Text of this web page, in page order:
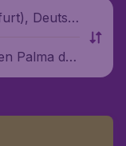
Deutsc
Palma de